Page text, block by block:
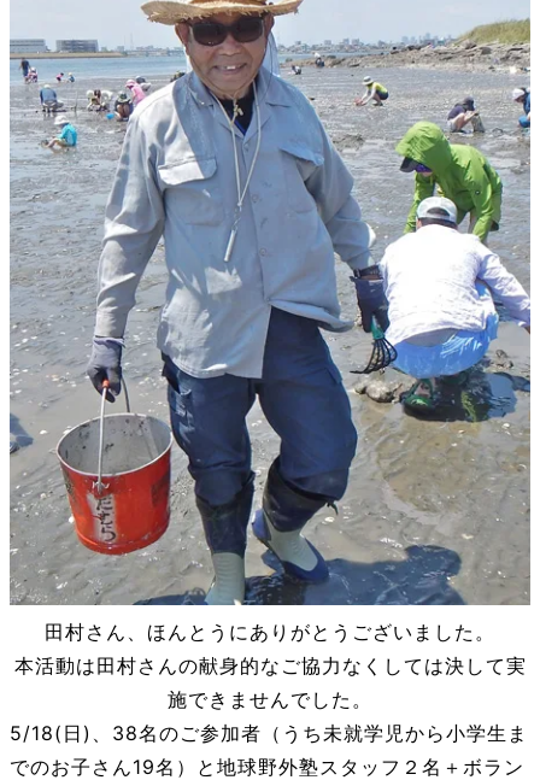
田村さん、ほんとうにありがとうございました。
本活動は田村さんの献身的なご協力なくしては決して実
施できませんでした。
5/18(日)、38名のご参加者（うち未就学児から小学生ま
でのお子さん19名）と地球野外塾スタッフ２名＋ボラン